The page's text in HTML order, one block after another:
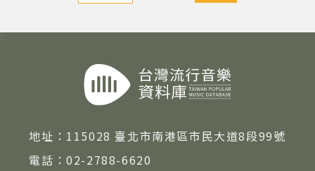
:::
地址： 115028 臺北市南港區市民大道8段99號
電話：02-2788-6620